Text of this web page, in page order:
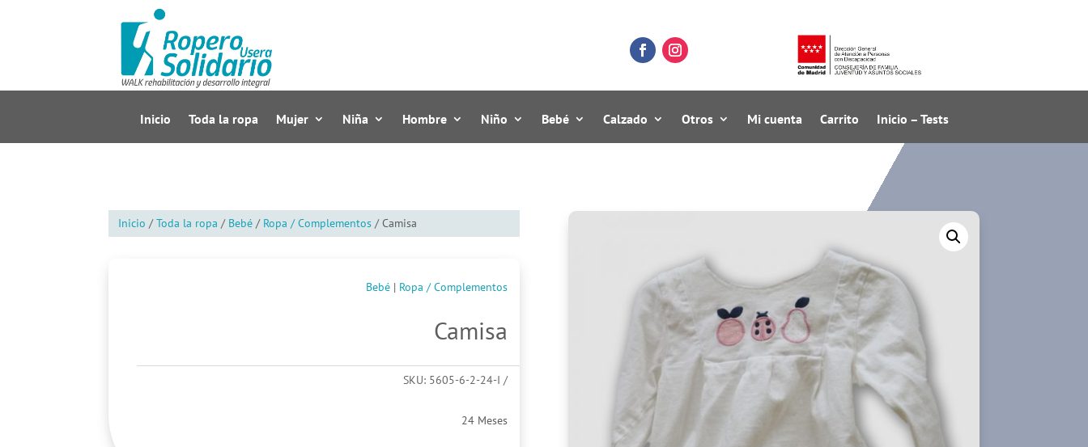
Inicio Toda la ropa Mujer Niña Hombre Niño Bebé Calzado Otros Mi cuenta Carrito Inicio – Tests
Inicio /Toda la ropa / Bebé / Ropa / Complementos / Camisa
Bebé | Ropa / Complementos
Camisa
SKU: 5605-6-2-24-I
24 Meses